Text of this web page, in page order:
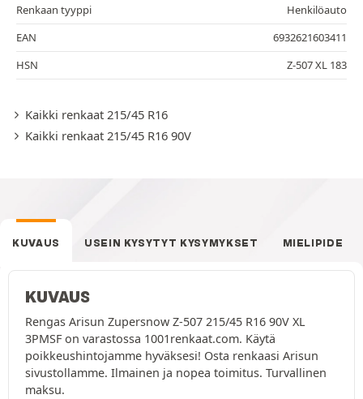
Renkaan tyyppi
Henkilöauto
EAN
6932621603411
HSN
Z-507 XL 183
Kaikki renkaat 215/45 R16
Kaikki renkaat 215/45 R16 90V
KUVAUS USEIN KYSYTYT KYSYMYKSET MIELIPIDE
KUVAUS
Rengas Arisun Zupersnow Z-507 215/45 R16 90V XL
3PMSF on varastossa 1001renkaat.com. Käytä
poikkeushintojamme hyväksesi! Osta renkaasi Arisun
sivustollamme. Ilmainen ja nopea toimitus. Turvallinen
maksu.